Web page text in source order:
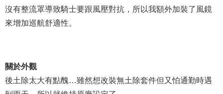
沒有整流罩導致騎士要跟風壓對抗，所以我額外加裝了風鏡
來增加巡航舒適性。
關於外觀
後土除太大有點醜…雖然想改裝無土除套件但又怕通勤時遇